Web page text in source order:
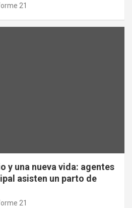
21
y una nueva vida: agentes
asisten un parto de
21